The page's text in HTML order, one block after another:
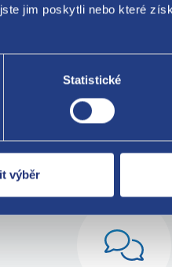
jim poskytli nebo které
Statistické
výběr
Za kvalitu